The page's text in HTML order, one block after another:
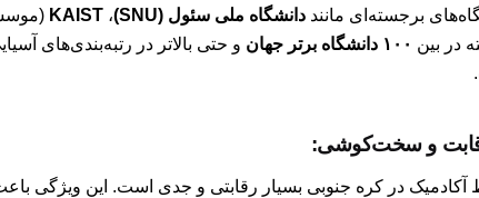
برجسته‌ای ماننددانشگاه ملی سئول (SNU) ،KAIST
در بین ۱۰۰ دانشگاه برتر جهان
و حتی بالاتر در رتبه‌بندی‌های
آکادمیک در کره جنوبی بسیار رقابتی و جدی است. این ویژگی